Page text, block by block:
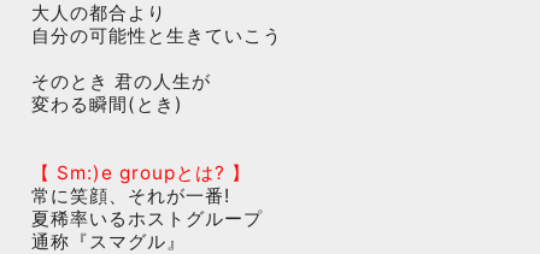
大人の都合より
自分の可能性と生きていこう
そのとき 君の人生が
変わる瞬間(とき)
【 Sm:)e groupとは? 】
常に笑顔、それが一番!
夏稀率いるホストグループ
通称『スマグル』